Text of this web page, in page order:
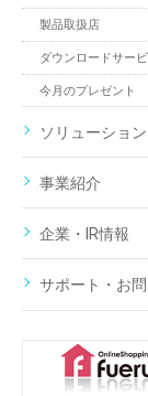
製品取扱店
ダウンロードサー
今月のプレゼント
ソリューション
事業紹介
企業・IR情報
サポート・お